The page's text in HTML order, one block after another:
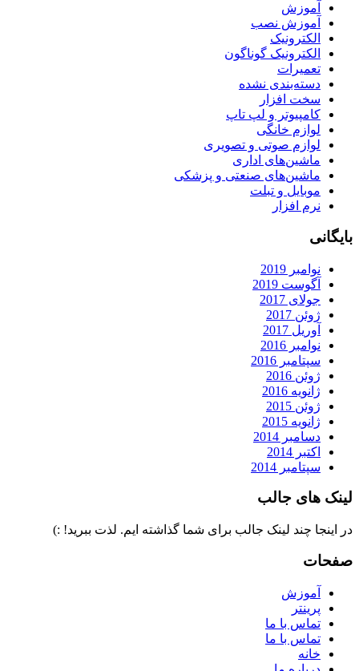
آموزش
آموزش نصب
الکترونیک
الکترونیک گوناگون
تعمیرات
دسته‌بندی نشده
سخت افزار
کامپیوتر و لپ تاپ
لوازم خانگی
لوازم صوتی و تصویری
ماشین‌های اداری
ماشین‌های صنعتی و پزشکی
موبایل و تبلت
نرم افزار
بایگانی
نوامبر 2019
آگوست 2019
جولای 2017
ژوئن 2017
آوریل 2017
نوامبر 2016
سپتامبر 2016
ژوئن 2016
ژانویه 2016
ژوئن 2015
ژانویه 2015
دسامبر 2014
اکتبر 2014
سپتامبر 2014
لینک های جالب
در اینجا چند لینک جالب برای شما گذاشته ایم. لذت ببرید! :)
صفحات
آموزش
پرینتر
تماس با ما
تماس با ما
خانه